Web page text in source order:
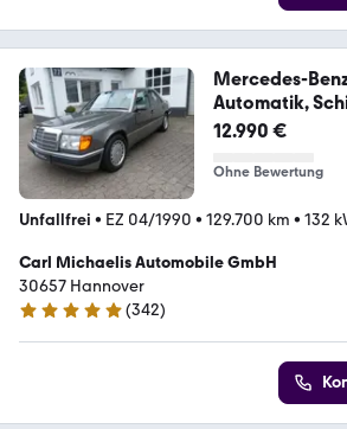
Mercedes-
Automatik,
12.990 €
Ohne Bewertung
Unfallfrei • EZ 04/1990 • 129.700 km • 132
Carl Michaelis Automobile GmbH
30657 Hannover
4.9 Sterne
(342)